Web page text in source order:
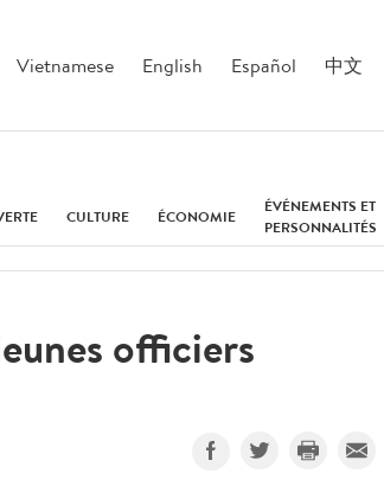
Vietnamese English Español 中文
CULTURE ÉCONOMIE
ÉVÉNEMENTS ET
PERSONNALITÉS
officiers